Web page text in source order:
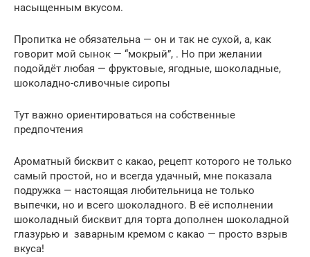
насыщенным вкусом.
Пропитка не обязательна — он и так не сухой, а, как
говорит мой сынок — “мокрый”, . Но при желании
подойдёт любая — фруктовые, ягодные, шоколадные,
шоколадно-сливочные сиропы
Тут важно ориентироваться на собственные
предпочтения
Ароматный бисквит с какао, рецепт которого не только
самый простой, но и всегда удачный, мне показала
подружка — настоящая любительница не только
выпечки, но и всего шоколадного. В её исполнении
шоколадный бисквит для торта дополнен шоколадной
глазурью и заварным кремом с какао — просто взрыв
вкуса!